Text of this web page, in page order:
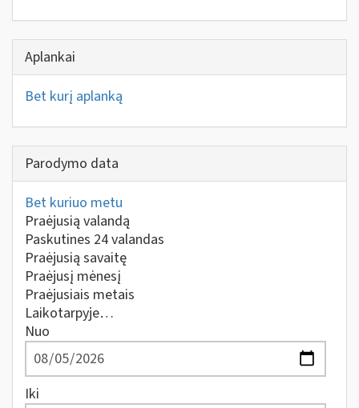
Aplankai
Bet kurį aplanką
Parodymo data
Bet kuriuo metu
Praėjusią valandą
Paskutines 24 valandas
Praėjusią savaitę
Praėjusį mėnesį
Praėjusiais metais
Laikotarpyje…
Nuo
Iki